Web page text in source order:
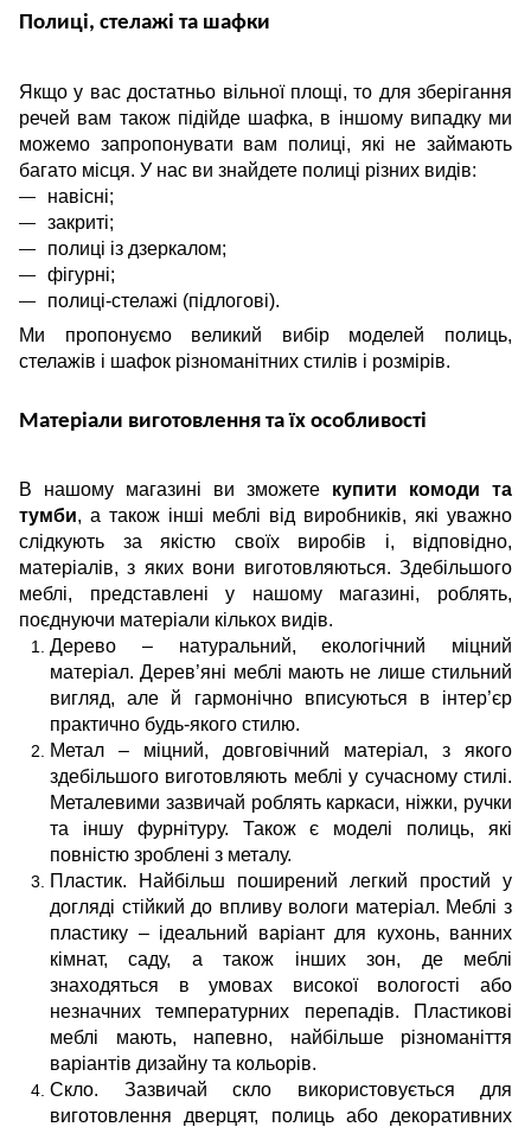
Полиці, стелажі та шафки
Якщо у вас достатньо вільної площі, то для зберігання
речей вам також підійде шафка, в іншому випадку ми
можемо запропонувати вам полиці, які не займають
багато місця. У нас ви знайдете полиці різних видів:
навісні;
закриті;
полиці із дзеркалом;
фігурні;
полиці-стелажі (підлогові).
Ми пропонуємо великий вибір моделей полиць,
стелажів і шафок різноманітних стилів і розмірів.
Матеріали виготовлення та їх особливості
В нашому магазині ви зможете купити комоди та
тумби, а також інші меблі від виробників, які уважно
слідкують за якістю своїх виробів і, відповідно,
матеріалів, з яких вони виготовляються. Здебільшого
меблі, представлені у нашому магазині, роблять,
поєднуючи матеріали кількох видів.
Дерево – натуральний, екологічний міцний
матеріал. Дерев’яні меблі мають не лише стильний
вигляд, але й гармонічно вписуються в інтер’єр
практично будь-якого стилю.
Метал – міцний, довговічний матеріал, з якого
здебільшого виготовляють меблі у сучасному стилі.
Металевими зазвичай роблять каркаси, ніжки, ручки
та іншу фурнітуру. Також є моделі полиць, які
повністю зроблені з металу.
Пластик. Найбільш поширений легкий простий у
догляді стійкий до впливу вологи матеріал. Меблі з
пластику – ідеальний варіант для кухонь, ванних
кімнат, саду, а також інших зон, де меблі
знаходяться в умовах високої вологості або
незначних температурних перепадів. Пластикові
меблі мають, напевно, найбільше різноманіття
варіантів дизайну та кольорів.
Скло. Зазвичай скло використовується для
виготовлення дверцят, полиць або декоративних